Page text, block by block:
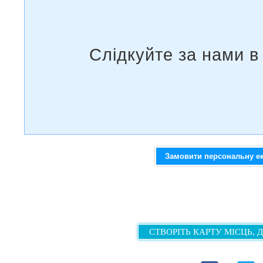
Замовити персональну
СТВОРІТЬ КАРТУ МІСЦЬ,